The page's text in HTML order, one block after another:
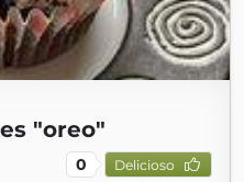
"oreo"
0 Delicioso